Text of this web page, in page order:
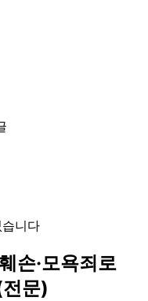
니다
손·모욕죄로
문)